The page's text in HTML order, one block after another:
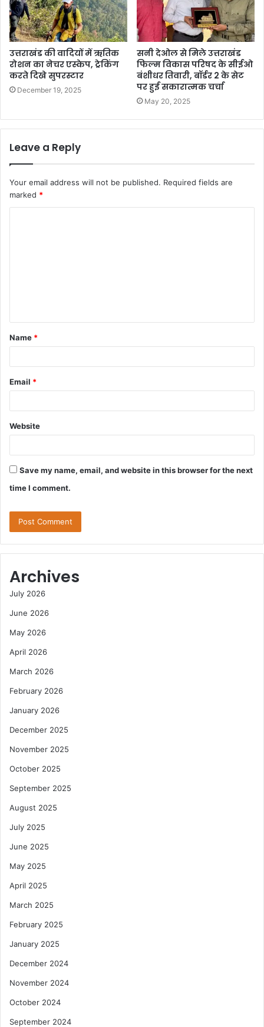
उत्तराखंड की वादियों में ऋतिक
रोशन का नेचर एस्केप, ट्रेकिंग
करते दिखे सुपरस्टार
December 19, 2025
सनी देओल से मिले उत्तराखंड
फिल्म विकास परिषद के सीईओ
बंशीधर तिवारी, बॉर्डर 2 के सेट
पर हुई सकारात्मक चर्चा
May 20, 2025
Leave a Reply
Your email address will not be published. Required fields are
marked *
t
*
Name *
Email *
Website
Save my name, email, and website in this browser for the next
time I comment.
Archives
July 2026
June 2026
May 2026
April 2026
March 2026
February 2026
January 2026
December 2025
November 2025
October 2025
September 2025
August 2025
July 2025
June 2025
May 2025
April 2025
March 2025
February 2025
January 2025
December 2024
November 2024
October 2024
September 2024